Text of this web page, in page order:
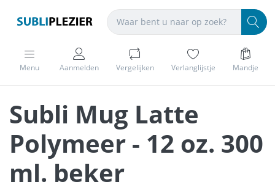
Menu Aanmelden Vergelijken Verlanglijstje Mandje
Subli Mug Latte
Polymeer - 12 oz. 300
ml. beker